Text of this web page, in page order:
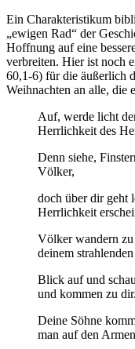
Ein Charakteristikum
„ewigen Rad“ der
Hoffnung auf eine
verbreiten. Hier ist noch
60,1-6) für die äußerlich
Weihnachten an alle, die
Auf, werde licht
Herrlichkeit des
Denn siehe,
Völker,
doch über dir geht
Herrlichkeit
Völker wandern
deinem
Blick auf und
und kommen zu dir.
Deine Söhne
man auf den